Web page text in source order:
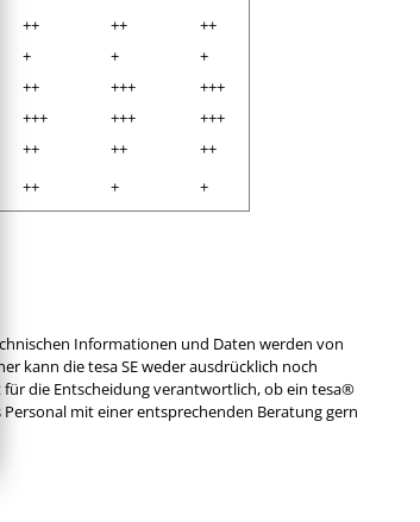
++ ++
++
+ +
+
++ +++
+++
+++ +++
+++
++ ++
++
++ +
+
Informationen und Daten werden von
kann die tesa SE weder ausdrücklich noch
die Entscheidung verantwortlich, ob ein tesa®
mit einer entsprechenden Beratung gern